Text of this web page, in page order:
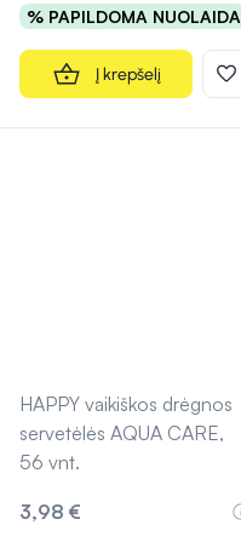
% PAPILDOMA NUOLAIDA
Į krepšelį
HAPPY vaikiškos drėgnos
servetėlės AQUA CARE,
56 vnt.
3,98 €